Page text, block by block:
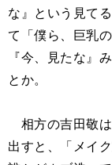
な』という見て
て「僕ら、巨乳
『今、見たな』
とか。
相方の吉田敬
出すと、「メイ